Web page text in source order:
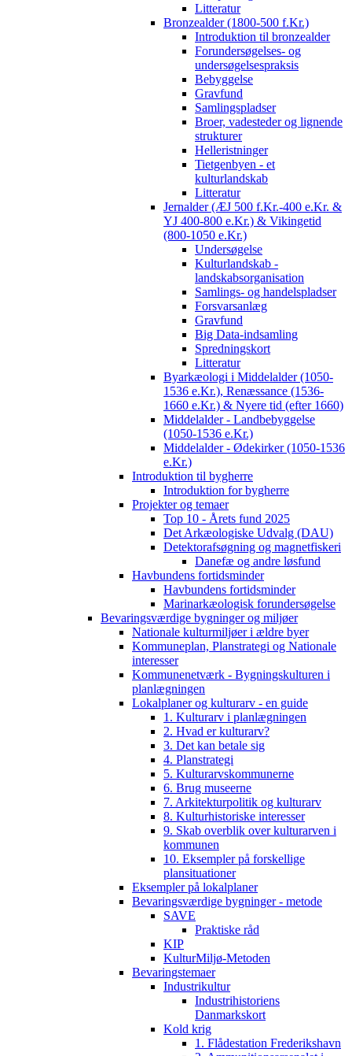
Litteratur
Bronzealder (1800-500 f.Kr.)
Introduktion til bronzealder
Forundersøgelses- og
undersøgelsespraksis
Bebyggelse
Gravfund
Samlingspladser
Broer, vadesteder og lignende
strukturer
Helleristninger
Tietgenbyen - et
kulturlandskab
Litteratur
Jernalder (ÆJ 500 f.Kr.-400 e.Kr. &
YJ 400-800 e.Kr.) & Vikingetid
(800-1050 e.Kr.)
Undersøgelse
Kulturlandskab -
landskabsorganisation
Samlings- og handelspladser
Forsvarsanlæg
Gravfund
Big Data-indsamling
Spredningskort
Litteratur
Byarkæologi i Middelalder (1050-
1536 e.Kr.), Renæssance (1536-
1660 e.Kr.) & Nyere tid (efter 1660)
Middelalder - Landbebyggelse
(1050-1536 e.Kr.)
Middelalder - Ødekirker (1050-1536
e.Kr.)
Introduktion til bygherre
Introduktion for bygherre
Projekter og temaer
Top 10 - Årets fund 2025
Det Arkæologiske Udvalg (DAU)
Detektorafsøgning og magnetfiskeri
Danefæ og andre løsfund
Havbundens fortidsminder
Havbundens fortidsminder
Marinarkæologisk forundersøgelse
Bevaringsværdige bygninger og miljøer
Nationale kulturmiljøer i ældre byer
Kommuneplan, Planstrategi og Nationale
interesser
Kommunenetværk - Bygningskulturen i
planlægningen
Lokalplaner og kulturarv - en guide
1. Kulturarv i planlægningen
2. Hvad er kulturarv?
3. Det kan betale sig
4. Planstrategi
5. Kulturarvskommunerne
6. Brug museerne
7. Arkitekturpolitik og kulturarv
8. Kulturhistoriske interesser
9. Skab overblik over kulturarven i
kommunen
10. Eksempler på forskellige
plansituationer
Eksempler på lokalplaner
Bevaringsværdige bygninger - metode
SAVE
Praktiske råd
KIP
KulturMiljø-Metoden
Bevaringstemaer
Industrikultur
Industrihistoriens
Danmarkskort
Kold krig
1. Flådestation Frederikshavn